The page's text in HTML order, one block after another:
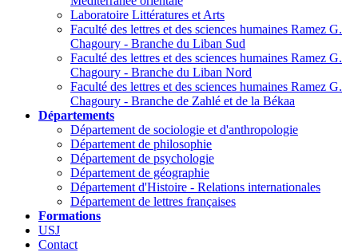
Laboratoire Littératures et Arts
Faculté des lettres et des sciences humaines Ramez G.
Chagoury - Branche du Liban Sud
Faculté des lettres et des sciences humaines Ramez G.
Chagoury - Branche du Liban Nord
Faculté des lettres et des sciences humaines Ramez G.
Chagoury - Branche de Zahlé et de la Békaa
Départements
Département de sociologie et d'anthropologie
Département de philosophie
Département de psychologie
Département de géographie
Département d'Histoire - Relations internationales
Département de lettres françaises
Formations
USJ
Contact